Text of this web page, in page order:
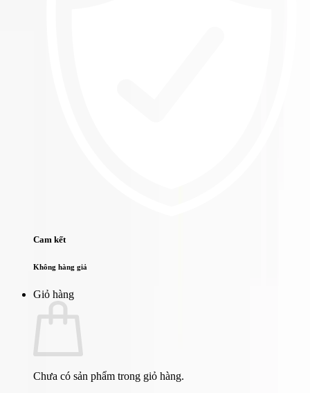
Cam kết
Không hàng giả
Giỏ hàng
Chưa có sản phẩm trong giỏ hàng.